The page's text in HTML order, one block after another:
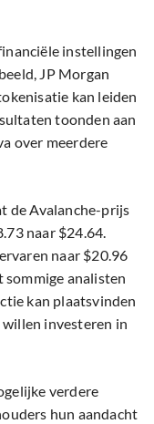
instellingen
JP Morgan
kan leiden
toonden aan
over meerdere
de Avalanche-prijs
naar $24.64.
naar $20.96
analisten
kan plaatsvinden
investeren in
verdere
hun aandacht